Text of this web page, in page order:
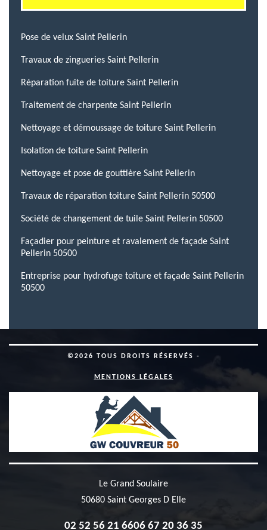
Pose de velux Saint Pellerin
Travaux de zingueries Saint Pellerin
Réparation fuite de toiture Saint Pellerin
Traitement de charpente Saint Pellerin
Nettoyage et démoussage de toiture Saint Pellerin
Isolation de toiture Saint Pellerin
Nettoyage et pose de gouttière Saint Pellerin
Travaux de réparation toiture Saint Pellerin 50500
Société de changement de tuile Saint Pellerin 50500
Façadier pour peinture et ravalement de façade Saint
Pellerin 50500
Entreprise pour hydrofuge toiture et façade Saint Pellerin
50500
©2026 TOUS DROITS RÉSERVÉS -
MENTIONS LÉGALES
Le Grand Soulaire
50680 Saint Georges D Elle
02 52 56 21 6606 67 20 36 35